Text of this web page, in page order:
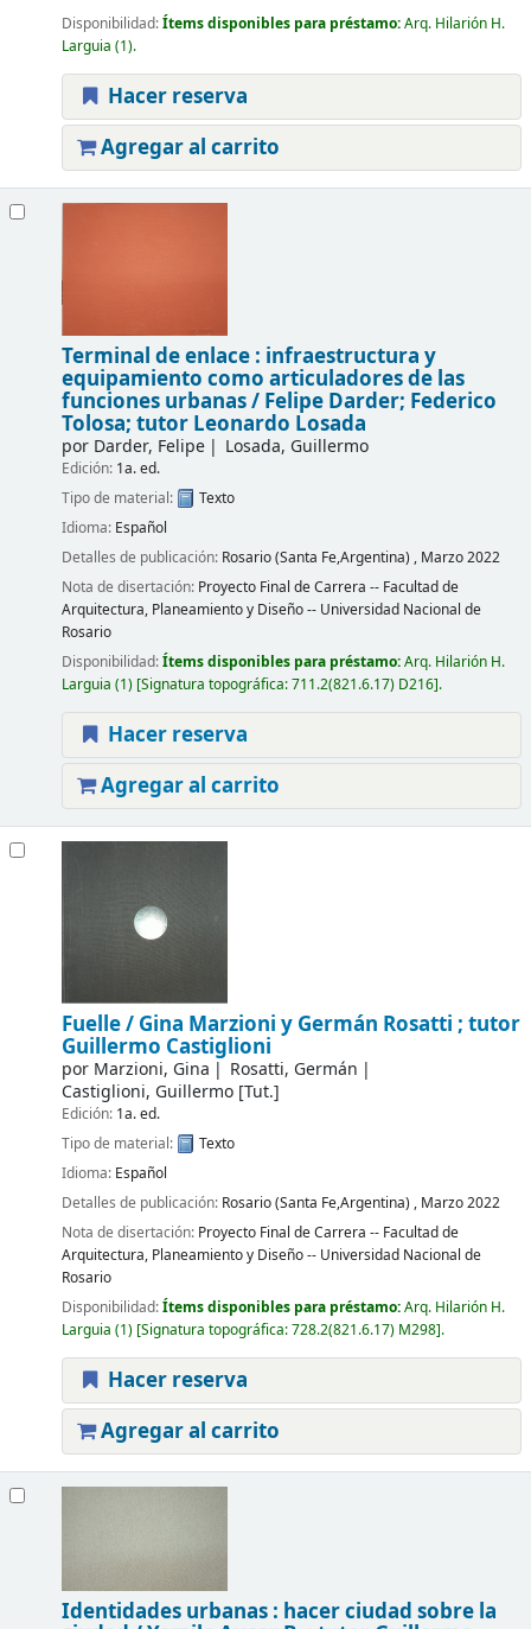
Disponibilidad:Ítems disponibles para préstamo:Arq. Hilarión H.
Larguia (1).
Hacer reserva
Agregar al carrito
Terminal de enlace : infraestructura y
equipamiento como articuladores de las
funciones urbanas / Felipe Darder; Federico
Tolosa; tutor Leonardo Losada
por Darder, Felipe Losada, Guillermo
Edición: 1a. ed.
Tipo de material:
Texto
Idioma: Español
Detalles de publicación: Rosario (Santa Fe,Argentina) , Marzo 2022
Nota de disertación: Proyecto Final de Carrera -- Facultad de
Arquitectura, Planeamiento y Diseño -- Universidad Nacional de
Rosario
Disponibilidad:Ítems disponibles para préstamo:Arq. Hilarión H.
Larguia (1) Signatura topográfica:711.2(821.6.17) D216 .
Hacer reserva
Agregar al carrito
Fuelle / Gina Marzioni y Germán Rosatti ; tutor
Guillermo Castiglioni
por Marzioni, Gina
Rosatti, Germán
Castiglioni, Guillermo[Tut.]
Edición: 1a. ed.
Tipo de material:
Texto
Idioma: Español
Detalles de publicación: Rosario (Santa Fe,Argentina) , Marzo 2022
Nota de disertación: Proyecto Final de Carrera -- Facultad de
Arquitectura, Planeamiento y Diseño -- Universidad Nacional de
Rosario
Disponibilidad:Ítems disponibles para préstamo:Arq. Hilarión H.
Larguia (1) Signatura topográfica:728.2(821.6.17) M298 .
Hacer reserva
Agregar al carrito
Identidades urbanas : hacer ciudad sobre la